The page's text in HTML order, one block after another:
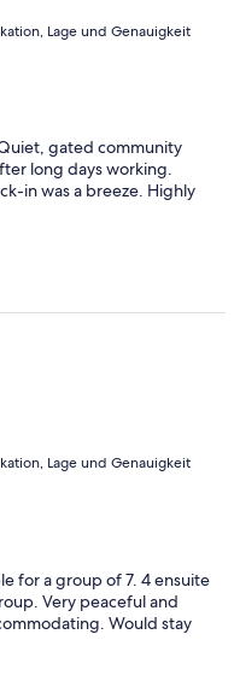
Lage und Genauigkeit
gated community
long days working.
in was a breeze. Highly
Lage und Genauigkeit
for a group of 7. 4 ensuite
Very peaceful and
Would stay